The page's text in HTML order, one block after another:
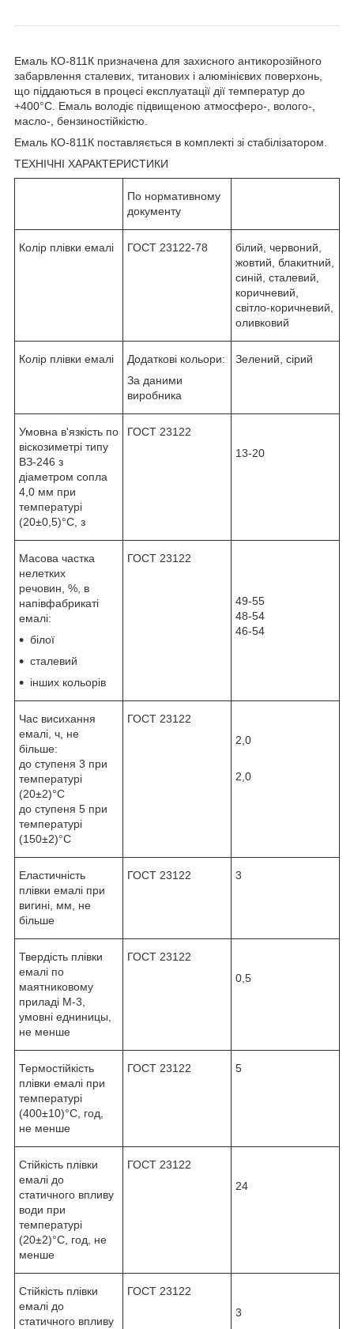
Емаль КО-811К призначена для захисного антикорозійного
забарвлення сталевих, титанових і алюмінієвих поверхонь,
що піддаються в процесі експлуатації дії температур до
+400°С. Емаль володіє підвищеною атмосферо-, волого-,
масло-, бензиностійкістю.
Емаль КО-811К поставляється в комплекті зі стабілізатором.
ТЕХНІЧНІ ХАРАКТЕРИСТИКИ
По нормативному
документу
Колір плівки емалі ГОСТ 23122-78
білий, червоний,
жовтий, блакитний,
синій, сталевий,
коричневий,
світло-коричневий,
оливковий
Колір плівки емалі
Додаткові кольори:
За даними
виробника
Зелений, сірий
Умовна в'язкість по
віскозиметрі типу
ВЗ-246 з
діаметром сопла
4,0 мм при
температурі
(20±0,5)°С, з
ГОСТ 23122
13-20
Масова частка
нелетких
речовин, %, в
напівфабрикаті
емалі:
білої
сталевий
інших кольорів
ГОСТ 23122
49-55
48-54
46-54
Час висихання
емалі, ч, не
більше:
до ступеня 3 при
температурі
(20±2)°С
до ступеня 5 при
температурі
(150±2)°С
ГОСТ 23122
2,0
2,0
Еластичність
плівки емалі при
вигині, мм, не
більше
ГОСТ 23122 3
Твердість плівки
емалі по
маятниковому
приладі М-3,
умовні едниницы,
не менше
ГОСТ 23122
0,5
Термостійкість
плівки емалі при
температурі
(400±10)°С, год,
не менше
ГОСТ 23122 5
Стійкість плівки
емалі до
статичного впливу
води при
температурі
(20±2)°С, год, не
менше
ГОСТ 23122
24
Стійкість плівки
емалі до
статичного впливу
ГОСТ 23122
3